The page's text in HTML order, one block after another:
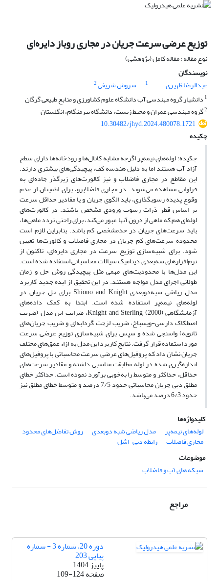
توزیع عرضی سرعت جریان در مجاری روباز دایره‌ای
نوع مقاله : مقاله کامل (پژوهشی)
نویسندگان
عبدالرضا ظهیری
1 سروش شریفی2
1 دانشیار گروه مهندسی آب دانشگاه علوم کشاورزی و منابع طبیعی گرگان
2گروه مهندسی عمران و محیط زیست، دانشگاه بیرمنگام، انگلستان
10.30482/jhyd.2024.480078.1721
چکیده
چکیده: لوله‌های نیمه‌پر اگرچه مشابه کانال‌ها و رودخانه‌ها دارای سطح
آزاد آب هستند اما به دلیل هندسه کف، پیچیدگی‌های بیشتری دارند.
این مقاطع در مجاری فاضلاب و نیز کالورت‌های زیرگذر جاده‌ای به
فراوانی مشاهده می‌شوند. در مجاری فاضلابرو، برای اطمینان از عدم
وقوع پدیده رسوبگذاری، باید الگوی جریان و یا مقادیر حداقل سرعت
بر اساس قطر ذرات رسوب ورودی مشخص باشند. در کالورت‌های
لوله‌ای هم که ماهی از درون آنها عبور می‌کند، برای راحتی تردد ماهی‌ها،
باید سرعت‌های جریان در حدمشخصی کم باشد. بنابراین لازم است
محدوده سرعت‌های کم جریان در مجاری فاضلاب و کالورت‌ها تعیین
شود. برای شبیه‌سازی توزیع سرعت در مجاری دایره‌ای، تاکنون از
نرم‌افزارهای سه‌بعدی دینامیک سیالات محاسباتی استفاده شده است.
این مدل‌ها با محدودیت‌های مهمی مثل پیچیدگی روش حل و زمان
طولانی اجرای مدل مواجه هستند. در این تحقیق از ایده جدید کاربرد
مدل‌ ریاضی شبه‌دوبعدی Shiono and Knight برای حل جریان در
لوله‌های نیمه‌پر استفاده شده است. ابتدا به کمک داده‌های
آزمایشگاهی Knight and Sterling (2000)، ضرایب این مدل (ضریب
اصطکاک دارسی-ویسباخ، ضریب لزجت گردابه‌ای و ضریب جریان‌های
ثانویه) واسنجی شده و سپس برای شبیه‌سازی توزیع عرضی سرعت
مورد استفاده قرار گرفت. نتایج کاربرد این مدل به ازاء عمق‌های مختلف
جریان نشان داد که پروفیل‌های عرضی سرعت محاسباتی با پروفیل‌های
اندازه‌گیری شده در لوله مطابقت مناسبی داشته و مقادیر سرعت‌های
حداقل، حداکثر و متوسط را به‌خوبی برآورد نموده است. حداکثر خطای
مطلق دبی جریان محاسباتی حدود 7/5 درصد و متوسط خطای مطلق نیز
حدود 6/3 درصد می‌باشد.
کلیدواژه‌ها
لوله‌های نیمه‌پر
مدل ریاضی شبه دوبعدی روش تفاضل‌های محدود
مجاری فاضلاب
رابطه دبی-اشل
موضوعات
شبکه های آب و فاضلاب
مراجع
دوره 20، شماره 3 - شماره
پیاپی 203
پاییز 1404
صفحه109-124